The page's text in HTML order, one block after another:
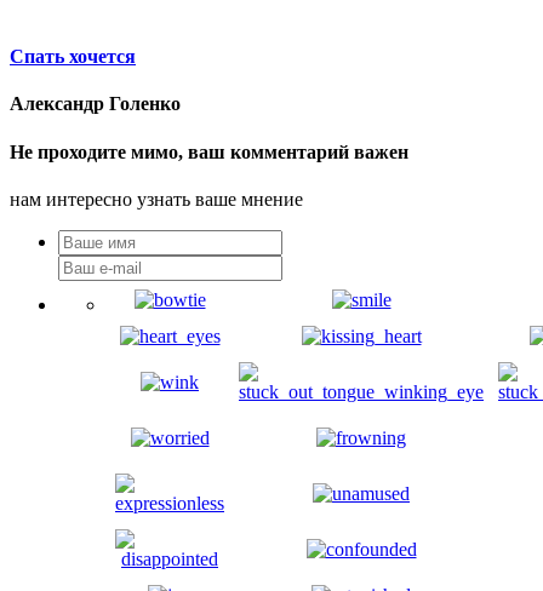
Спать хочется
Александр Голенко
Не проходите мимо, ваш комментарий важен
нам интересно узнать ваше мнение